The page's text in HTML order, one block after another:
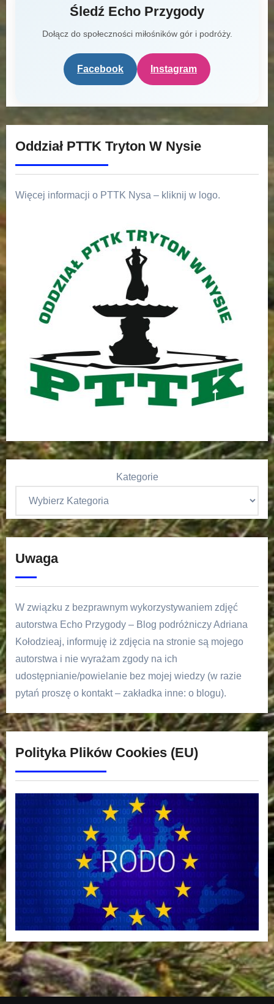
Śledź Echo Przygody
Dołącz do społeczności miłośników gór i podróży.
Facebook Instagram
Oddział PTTK Tryton W Nysie
Więcej informacji o PTTK Nysa – kliknij w logo.
Kategorie
Uwaga
W związku z bezprawnym wykorzystywaniem zdjęć
autorstwa Echo Przygody – Blog podróżniczy Adriana
Kołodzieaj, informuję iż zdjęcia na stronie są mojego
autorstwa i nie wyrażam zgody na ich
udostępnianie/powielanie bez mojej wiedzy (w razie
pytań proszę o kontakt – zakładka inne: o blogu).
Polityka Plików Cookies (EU)